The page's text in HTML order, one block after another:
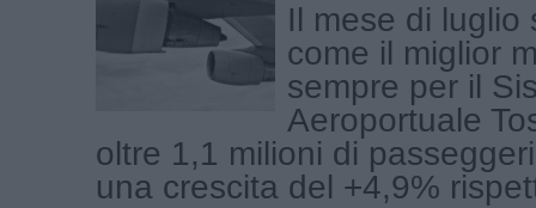
Il mese di luglio
come il miglior
sempre per il
Aeroportuale
oltre 1,1 milioni di
una crescita del +4,9%